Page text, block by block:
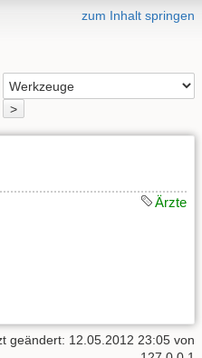
zum Inhalt springen
>
Ärzte
geändert: 12.05.2012 23:05 von